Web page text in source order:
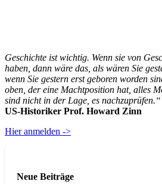
Geschichte ist wichtig. Wenn sie von
haben, dann wäre das, als wären Sie
wenn Sie gestern erst geboren worden
oben, der eine Machtposition hat, alles
sind nicht in der Lage, es nachzuprüfen.“
US-Historiker Prof. Howard Zinn
Hier anmelden ->
Neue Beiträge